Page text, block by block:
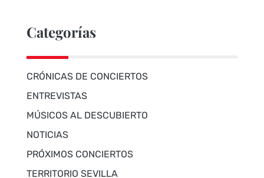
Categorías
CRÓNICAS DE CONCIERTOS
ENTREVISTAS
MÚSICOS AL DESCUBIERTO
NOTICIAS
PRÓXIMOS CONCIERTOS
TERRITORIO SEVILLA